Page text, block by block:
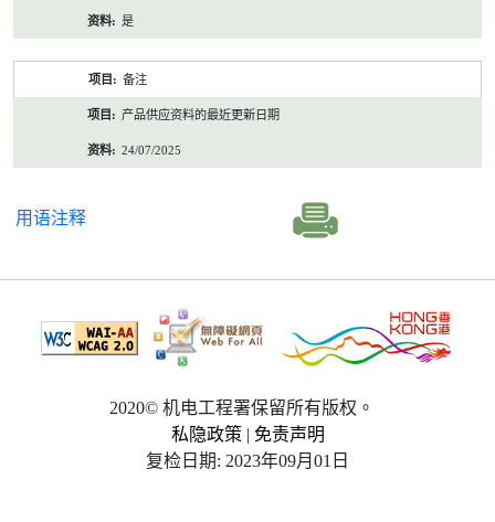
是
备注
产品供应资料的最近更新日期
24/07/2025
用语注释
2020© 机电工程署保留所有版权。
私隐政策 | 免责声明
复检日期: 2023年09月01日